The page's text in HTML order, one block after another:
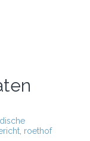
roethof